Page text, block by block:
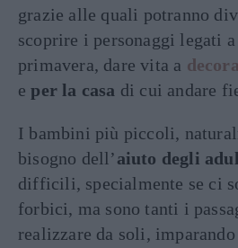
grazie alle quali potranno
scoprire i personaggi legati
primavera, dare vita a
eper la casa di cui andare
I bambini più piccoli,
bisogno dell’aiuto degli
difficili, specialmente se ci
forbici, ma sono tanti i
realizzare da soli,